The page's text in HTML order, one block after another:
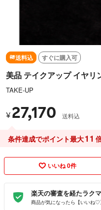
送料込 すぐに購入可
美品 テイクアップ イヤ
TAKE-UP
¥ 27,170 送料込
条件達成でポイント最大11
いいね 0件
楽天の審査を経たラク
商品が気になったら【いいね♡